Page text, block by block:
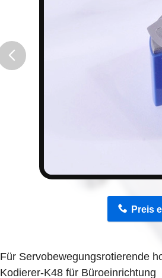
Preis
Für Servobewegungsrotierende
Kodierer-K48 für Büroeinrichtung